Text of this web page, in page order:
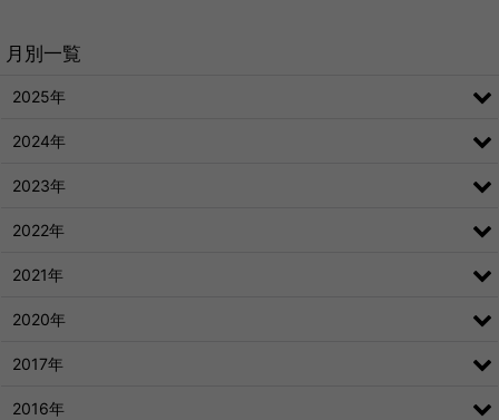
月別一覧
2025年
2024年
2023年
2022年
2021年
2020年
2017年
2016年